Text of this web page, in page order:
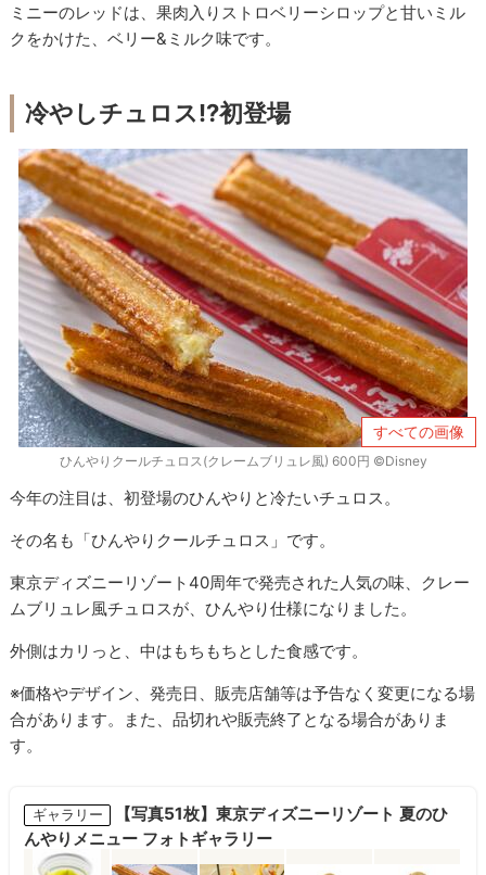
ミニーのレッドは、果肉入りストロベリーシロップと甘いミル
クをかけた、ベリー&ミルク味です。
冷やしチュロス!?初登場
すべての画像
ひんやりクールチュロス(クレームブリュレ風) 600円 ©Disney
今年の注目は、初登場のひんやりと冷たいチュロス。
その名も「ひんやりクールチュロス」です。
東京ディズニーリゾート40周年で発売された人気の味、クレー
ムブリュレ風チュロスが、ひんやり仕様になりました。
外側はカリっと、中はもちもちとした食感です。
※価格やデザイン、発売日、販売店舗等は予告なく変更になる場
合があります。また、品切れや販売終了となる場合がありま
す。
ギャラリー
【写真51枚】東京ディズニーリゾート 夏のひ
んやりメニュー フォトギャラリー